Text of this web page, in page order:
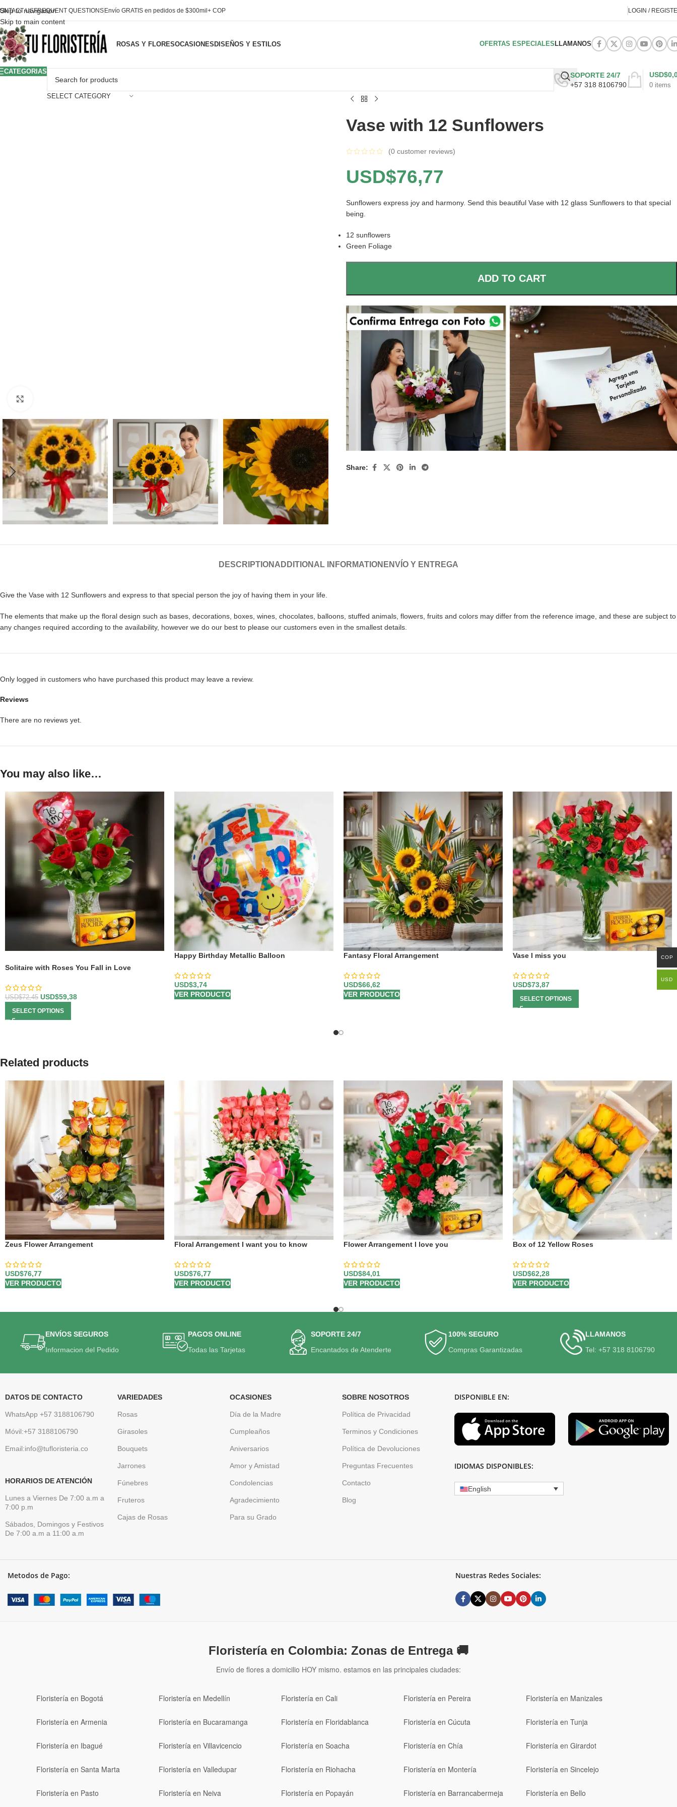
Skip to navigation
Skip to main content
USFREQUENT QUESTIONSEnvío GRATIS en pedidos de $300mil+ COP LOGIN /
ROSAS Y FLORESOCASIONESDISEÑOS Y ESTILOS OFERTAS ESPECIALES LLAMANOS
CATEGORIAS
SELECT CATEGORY
SOPORTE 24/7
+57 318 8106790
0 items
USD$
Vase with 12 Sunflowers
(0 customer reviews)
USD$76,77
Sunflowers express joy and harmony. Send this beautiful Vase with 12 glass Sunflowers to that special
being.
12 sunflowers
Green Foliage
ADD TO CART
Share:
DESCRIPTION ADDITIONAL INFORMATION ENVÍO Y ENTREGA
Give the Vase with 12 Sunflowers and express to that special person the joy of having them in your life.
The elements that make up the floral design such as bases, decorations, boxes, wines, chocolates, balloons, stuffed animals, flowers, fruits and colors may differ from the reference image, and these are subject to
any changes required according to the availability, however we do our best to please our customers even in the smallest details.
Reviews
There are no reviews yet.
Only logged in customers who have purchased this product may leave a review.
You may also like…
Solitaire with Roses You Fall in Love
USD$72,45 USD$59,38
SELECT OPTIONS
Happy Birthday Metallic Balloon
USD$3,74
VER PRODUCTO
Fantasy Floral Arrangement
USD$66,62
VER PRODUCTO
Vase I miss you
USD$73,87
SELECT OPTIONS
Related products
Zeus Flower Arrangement
USD$76,77
VER PRODUCTO
Floral Arrangement I want you to know
USD$76,77
VER PRODUCTO
Flower Arrangement I love you
USD$84,01
VER PRODUCTO
Box of 12 Yellow Roses
USD$62,28
VER PRODUCTO
ENVÍOS SEGUROS
Informacion del Pedido
PAGOS ONLINE
Todas las Tarjetas
SOPORTE 24/7
Encantados de Atenderte
100% SEGURO
Compras Garantizadas
LLAMANOS
Tel: +57 318 8106790
DATOS DE CONTACTO
WhatsApp +57 3188106790
Móvil:+57 3188106790
Email:info@tufloristeria.co
HORARIOS DE ATENCIÓN
Lunes a Viernes De 7:00 a.m a
7:00 p.m
Sábados, Domingos y Festivos
De 7:00 a.m a 11:00 a.m
VARIEDADES
Rosas
Girasoles
Bouquets
Jarrones
Fúnebres
Fruteros
Cajas de Rosas
OCASIONES
Día de la Madre
Cumpleaños
Aniversarios
Amor y Amistad
Condolencias
Agradecimiento
Para su Grado
SOBRE NOSOTROS
Política de Privacidad
Terminos y Condiciones
Política de Devoluciones
Preguntas Frecuentes
Contacto
Blog
DISPONIBLE EN:
IDIOMAS DISPONIBLES:
English
Metodos de Pago: Nuestras Redes Sociales:
Floristería en Colombia: Zonas de Entrega 🚚
Envío de flores a domicilio HOY mismo. estamos en las principales ciudades:
Floristería en Bogotá Floristería en Medellín Floristería en Cali Floristería en Pereira Floristería en Manizales
Floristería en Armenia Floristería en Bucaramanga Floristería en Floridablanca Floristería en Cúcuta Floristería en Tunja
Floristería en Ibagué Floristería en Villavicencio Floristería en Soacha Floristería en Chía Floristería en Girardot
Floristería en Santa Marta Floristería en Valledupar Floristería en Riohacha Floristería en Montería Floristería en Sincelejo
Floristería en Pasto Floristería en Neiva Floristería en Popayán Floristería en Barrancabermeja Floristería en Bello
COP
USD